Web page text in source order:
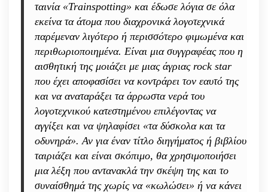
ταινία «Trainspotting» και έδωσε λόγια σε όλα
εκείνα τα άτομα που διαχρονικά λογοτεχνικά
παρέμεναν λιγότερο ή περισσότερο φιμωμένα και
περιθωριοποιημένα. Είναι μια συγγραφέας που η
αισθητική της μοιάζει με μιας άγριας rock star
που έχει αποφασίσει να κοντράρει τον εαυτό της
και να αναταράξει τα άρρωστα νερά του
λογοτεχνικού κατεστημένου επιλέγοντας να
αγγίξει και να ψηλαφίσει «τα δύσκολα και τα
οδυνηρά». Αν για έναν τίτλο διηγήματος ή βιβλίου
ταιριάζει και είναι σκόπιμο, θα χρησιμοποιήσει
μια λέξη που αντανακλά την σκέψη της και το
συναίσθημά της χωρίς να «κωλώσει» ή να κάνει